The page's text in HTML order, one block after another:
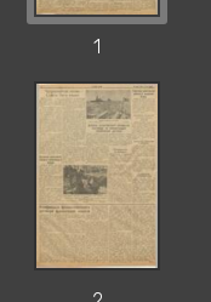
1